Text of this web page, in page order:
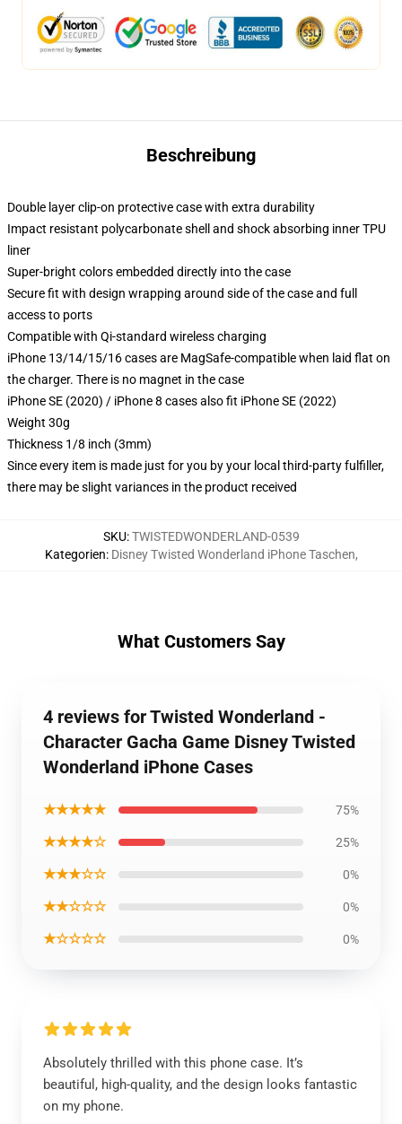
Beschreibung
Double layer clip-on protective case with extra durability
Impact resistant polycarbonate shell and shock absorbing inner TPU
liner
Super-bright colors embedded directly into the case
Secure fit with design wrapping around side of the case and full
access to ports
Compatible with Qi-standard wireless charging
iPhone 13/14/15/16 cases are MagSafe-compatible when laid flat on
the charger. There is no magnet in the case
iPhone SE (2020) / iPhone 8 cases also fit iPhone SE (2022)
Weight 30g
Thickness 1/8 inch (3mm)
Since every item is made just for you by your local third-party fulfiller,
there may be slight variances in the product received
SKU:TWISTEDWONDERLAND-0539
Kategorien: Disney Twisted Wonderland iPhone Taschen,
What Customers Say
4 reviews for Twisted Wonderland -
Character Gacha Game Disney Twisted
Wonderland iPhone Cases
★★★★★ 75%
★★★★☆ 25%
★★★☆☆ 0%
★★☆☆☆ 0%
★☆☆☆☆ 0%
Absolutely thrilled with this phone case. It’s
beautiful, high-quality, and the design looks fantastic
on my phone.